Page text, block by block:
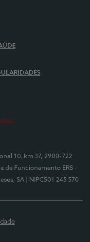
10, km 37, 2900-722
de Funcionamento ERS -
SA | NIPC501 245 570